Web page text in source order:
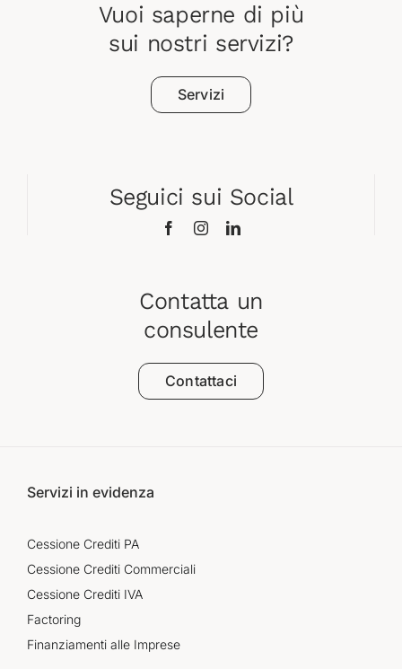
Vuoi saperne di più
sui nostri servizi?
Servizi
Seguici sui Social
Contatta un
consulente
Contattaci
Servizi in evidenza
Cessione Crediti PA
Cessione Crediti Commerciali
Cessione Crediti IVA
Factoring
Finanziamenti alle Imprese